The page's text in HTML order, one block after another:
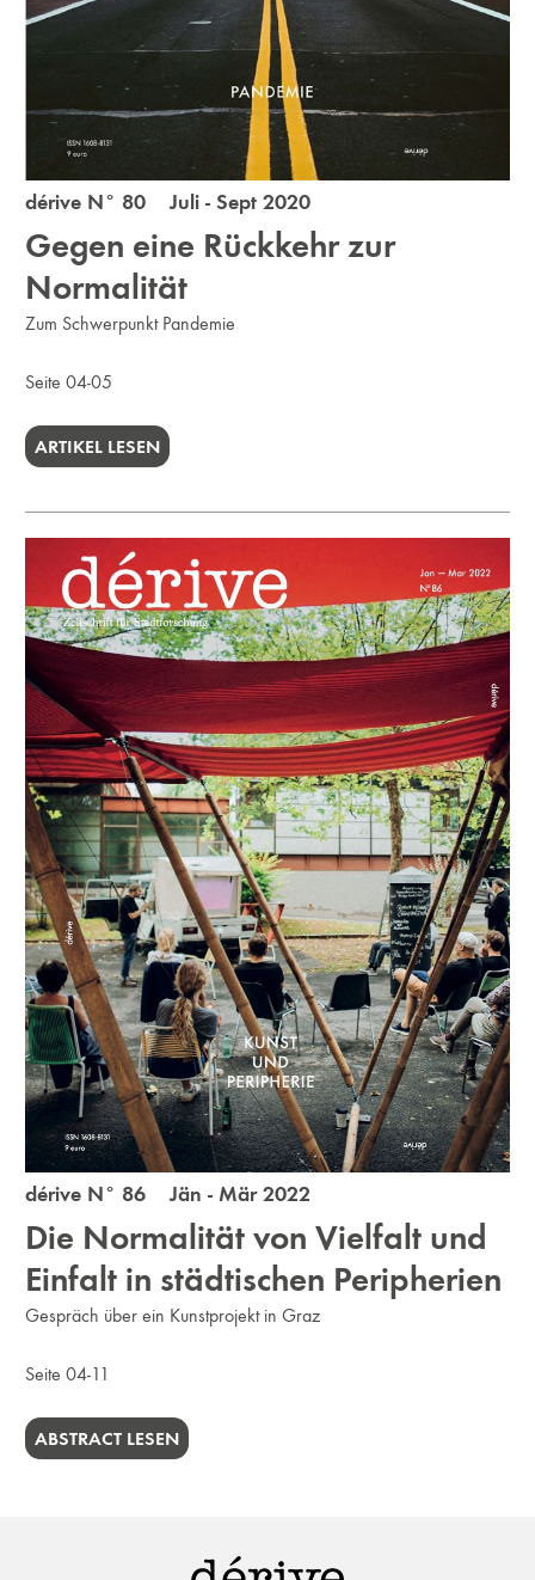
dérive N° 80 Juli - Sept 2020
Gegen eine Rückkehr zur
Normalität
Zum Schwerpunkt Pandemie
Seite 04-05
ARTIKEL LESEN
dérive N° 86 Jän - Mär 2022
Die Normalität von Vielfalt und
Einfalt in städtischen Peripherien
Gespräch über ein Kunstprojekt in Graz
Seite 04-11
ABSTRACT LESEN